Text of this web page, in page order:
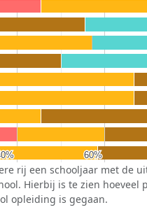
60%
60%
rij een schooljaar met de
Hierbij is te zien hoeveel
opleiding is gegaan.